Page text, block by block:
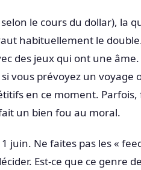
le cours du dollar), la
habituellement le double.
des jeux qui ont une
vous prévoyez un voyage
en ce moment.
un bien fou au moral.
juin. Ne faites pas les «
Est-ce que ce genre